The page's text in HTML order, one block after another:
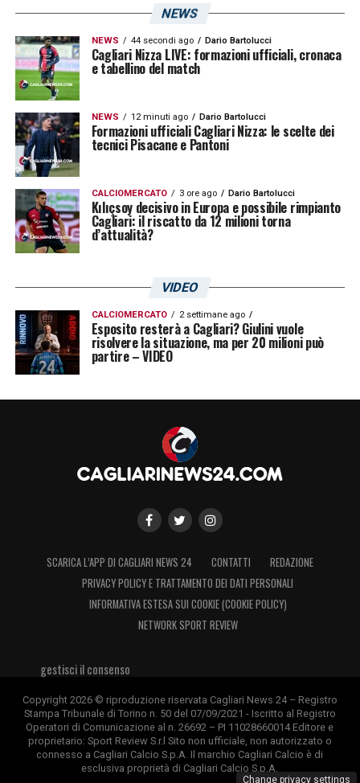
NEWS
NEWS 44 secondi ago Dario Bartolucci
Cagliari Nizza LIVE: formazioni ufficiali, cronaca
e tabellino del match
NEWS 12 minuti ago Dario Bartolucci
Formazioni ufficiali Cagliari Nizza: le scelte dei
tecnici Pisacane e Pantoni
CALCIOMERCATO 3 ore ago Dario Bartolucci
Kılıçsoy decisivo in Europa e possibile rimpianto
Cagliari: il riscatto da 12 milioni torna
d’attualità?
VIDEO
CALCIOMERCATO 2 settimane ago
Esposito resterà a Cagliari? Giulini vuole
risolvere la situazione, ma per 20 milioni può
partire – VIDEO
SCARICA L’APP DI CAGLIARI NEWS 24 CONTATTI
REDAZIONE
PRIVACY POLICY E TRATTAMENTO DEI DATI PERSONALI
INFORMATIVA ESTESA SUI COOKIE (COOKIE POLICY)
NETWORK SPORT REVIEW
gestisci il consenso
Copyright 2026 © riproduzione riservata Cagliari News 24 – Registro
Stampa Tribunale di Torino n. 50 del 07/09/2021 - Iscritto al Registro
Operatori di Comunicazione al n. 26692 – PI 11028660014 Editore e
proprietario: Sport Review S.r.l Sito non ufficiale, non autorizzato o
connesso a Cagliari Calcio S.p.A. Il marchio Cagliari Calcio è di
esclusiva proprietà di Cagliari Calcio S.p.A.
Change privacy settings